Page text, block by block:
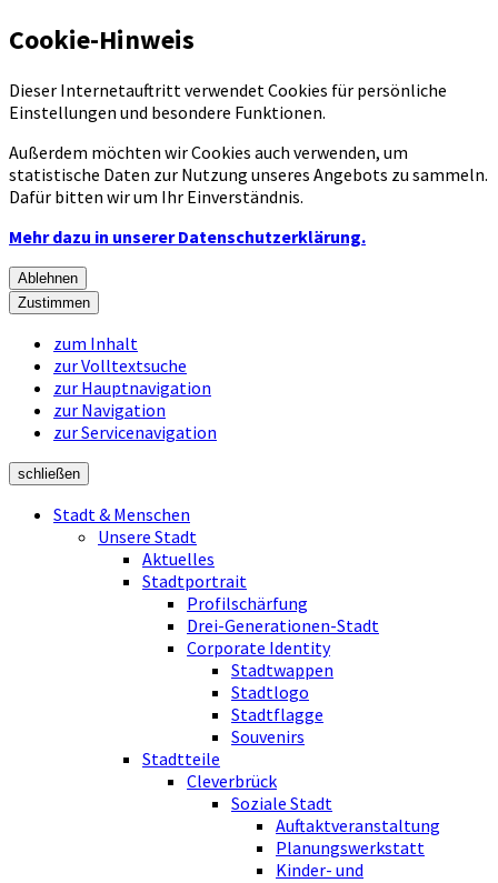
Cookie-Hinweis
Dieser Internetauftritt verwendet Cookies für persönliche
Einstellungen und besondere Funktionen.
Außerdem möchten wir Cookies auch verwenden, um
statistische Daten zur Nutzung unseres Angebots zu sammeln.
Dafür bitten wir um Ihr Einverständnis.
Mehr dazu in unserer Datenschutzerklärung.
Ablehnen
Zustimmen
zum Inhalt
zur Volltextsuche
zur Hauptnavigation
zur Navigation
zur Servicenavigation
schließen
Stadt & Menschen
Unsere Stadt
Aktuelles
Stadtportrait
Profilschärfung
Drei-Generationen-Stadt
Corporate Identity
Stadtwappen
Stadtlogo
Stadtflagge
Souvenirs
Stadtteile
Cleverbrück
Soziale Stadt
Auftaktveranstaltung
Planungswerkstatt
Kinder- und